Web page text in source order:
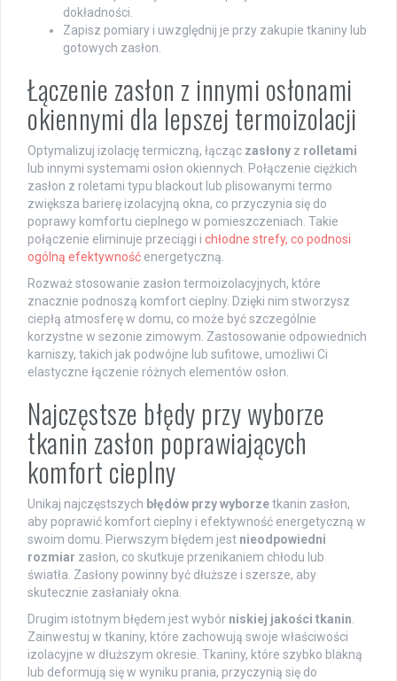
dokładności.
Zapisz pomiary i uwzględnij je przy zakupie tkaniny lub
gotowych zasłon.
Łączenie zasłon z innymi osłonami
okiennymi dla lepszej termoizolacji
Optymalizuj izolację termiczną, łącząc zasłony z rolletami
lub innymi systemami osłon okiennych. Połączenie ciężkich
zasłon z roletami typu blackout lub plisowanymi termo
zwiększa barierę izolacyjną okna, co przyczynia się do
poprawy komfortu cieplnego w pomieszczeniach. Takie
połączenie eliminuje przeciągi i chłodne strefy, co podnosi
ogólną efektywność energetyczną.
Rozważ stosowanie zasłon termoizolacyjnych, które
znacznie podnoszą komfort cieplny. Dzięki nim stworzysz
ciepłą atmosferę w domu, co może być szczególnie
korzystne w sezonie zimowym. Zastosowanie odpowiednich
karniszy, takich jak podwójne lub sufitowe, umożliwi Ci
elastyczne łączenie różnych elementów osłon.
Najczęstsze błędy przy wyborze
tkanin zasłon poprawiających
komfort cieplny
Unikaj najczęstszych błędów przy wyborzetkanin zasłon,
aby poprawić komfort cieplny i efektywność energetyczną w
swoim domu. Pierwszym błędem jest nieodpowiedni
rozmiar zasłon, co skutkuje przenikaniem chłodu lub
światła. Zasłony powinny być dłuższe i szersze, aby
skutecznie zasłaniały okna.
Drugim istotnym błędem jest wybór niskiej jakości tkanin
Zainwestuj w tkaniny, które zachowują swoje właściwości
izolacyjne w dłuższym okresie. Tkaniny, które szybko blakną
lub deformują się w wyniku prania, przyczynią się do